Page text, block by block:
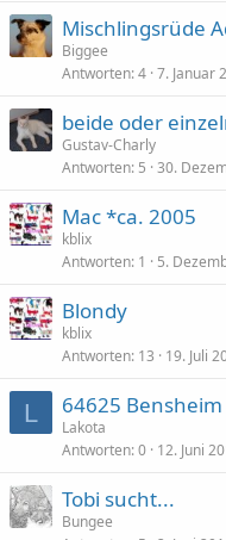
Mischlingsrüde
Biggee
Antworten 4 7. Januar
beide oder
Gustav-Charly
Antworten 5 30.
Mac *ca. 2005
kblix
Antworten 1 5.
Blondy
kblix
Antworten 13 19. Juli
L 64625 Bensheim
Lakota
Antworten 0 12. Juni
Tobi sucht...
Bungee